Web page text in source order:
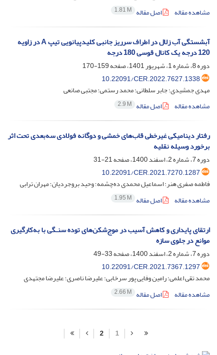
مشاهده مقاله
اصل مقاله 1.81 M
آبشستگی آب زلال در اطراف سرریز جانبی کلیدپیانویی تیپ A در زاویه
120 درجه یک کانال قوسی 180 درجه
دوره 8، شماره 1، شهریور 1401، صفحه
159-170
10.22091/CER.2022.7627.1338
مهدی جمشیدی؛ جابر سلطانی؛ محمد رستمی؛ مجتبی صانعی
مشاهده مقاله
اصل مقاله 2.9 M
رفتار دینامیکی غیرخطی قاب‌های خمشی و دوگانه فولادی سه‌بعدی تحت اثر
برخورد وسیله‌ نقلیه
دوره 7، شماره 2، اسفند 1400، صفحه
21-31
10.22091/CER.2021.7270.1287
فاطمه صفری هنر؛ اسماعیل محمدی ده‌چشمه؛ وحید بروجردیان؛ مهران ترابی
مشاهده مقاله
اصل مقاله 1.95 M
ارتقای پایداری و کاهش آسیب در موج‌شکن‌های توده سنـگی با به‌کارگیری
موانع در جلوی سازه
دوره 7، شماره 2، اسفند 1400، صفحه
33-49
10.22091/CER.2021.7367.1297
محمد تقی اعلمی؛ رامین وفایی پور سرخابی؛ علیرضا ناصری؛ علیرضا مجتهدی
مشاهده مقاله
اصل مقاله 2.66 M
1
2